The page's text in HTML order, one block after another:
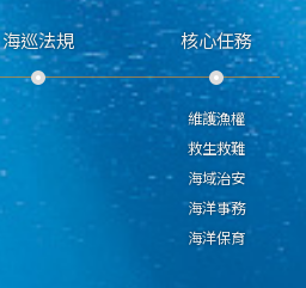
海巡法規 核心任務
維護漁權
救生救難
海域治安
海洋事務
海洋保育